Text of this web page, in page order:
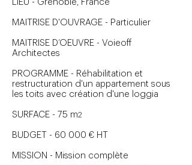
LIEU - Grenoble, France
MAITRISE D'OUVRAGE - Particulier
MAITRISE D’OEUVRE - Voieoff
Architectes
PROGRAMME - Réhabilitation et
restructuration d'un appartement sous
les toits avec création d'une loggia
SURFACE - 75 m2
BUDGET - 60 000 € HT
MISSION - Mission complète